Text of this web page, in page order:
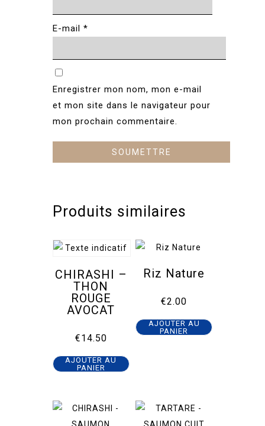
E-mail *
Enregistrer mon nom, mon e-mail
et mon site dans le navigateur pour
mon prochain commentaire.
Produits similaires
CHIRASHI –
THON
ROUGE
AVOCAT
€14.50
AJOUTER AU
PANIER
Riz Nature
€2.00
AJOUTER AU
PANIER